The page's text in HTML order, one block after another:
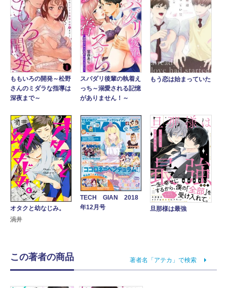
ももいろの開発～松野
さんのミダラな指導は
深夜まで～
スパダリ後輩の執着え
っち～溺愛される記憶
がありません！～
もう恋は始まっていた
オタクと幼なじみ。
渦井
TECH GIAN 2018
年12月号
旦那様は最強
この著者の商品 著者名「アテカ」で検索